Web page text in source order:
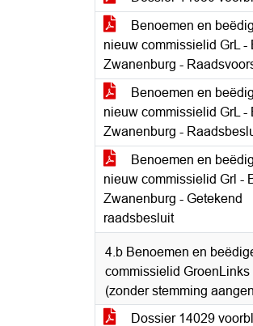
Benoemen en
nieuw commissielid GrL -
Zwanenburg -
Benoemen en
nieuw commissielid GrL -
Zwanenburg -
Benoemen en
nieuw commissielid Grl -
Zwanenburg - Getekend
raadsbesluit
4.b Benoemen en
commissielid GroenLinks
(zonder stemming
Dossier 14029